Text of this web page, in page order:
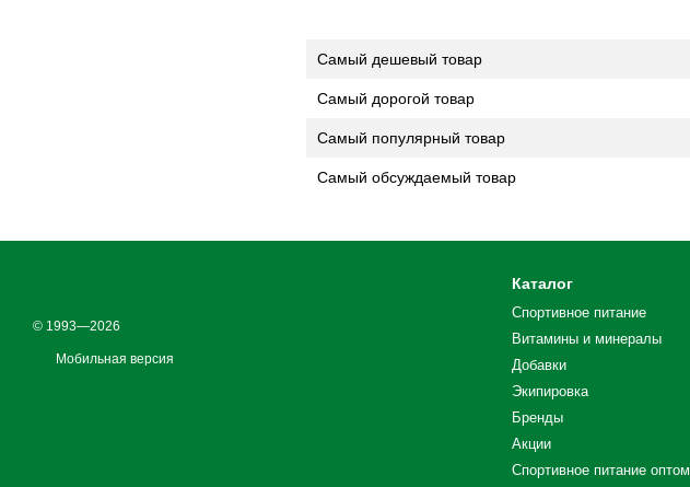
Самый дешевый товар
Самый дорогой товар
Самый популярный товар
Самый обсуждаемый товар
© 1993—2026
Мобильная версия
Каталог
Спортивное питание
Витамины и минералы
Добавки
Экипировка
Бренды
Акции
Спортивное питание оптом